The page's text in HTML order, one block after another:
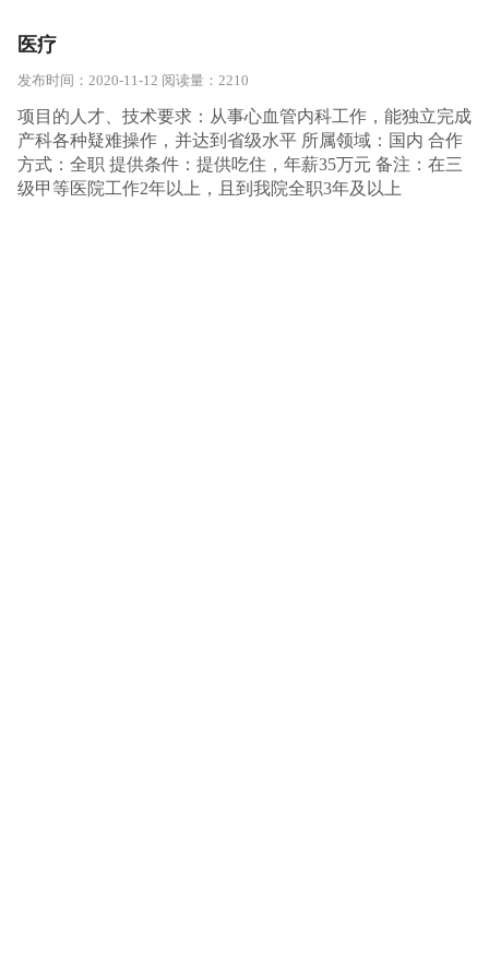
医疗
发布时间： 2020-11-12 阅读量： 2210
项目的人才、技术要求：从事心血管内科工作，能独立完成
产科各种疑难操作，并达到省级水平 所属领域：国内 合作
方式：全职 提供条件：提供吃住，年薪35万元 备注：在三
级甲等医院工作2年以上，且到我院全职3年及以上